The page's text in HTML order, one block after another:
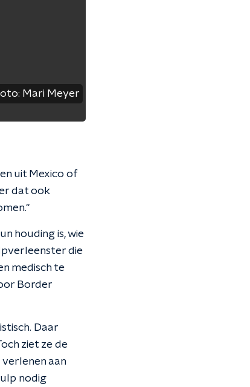
Mari Meyer
uit Mexico of
dat ook
houding is, wie
die
medisch te
Border
Daar
ziet ze de
aan
nodig